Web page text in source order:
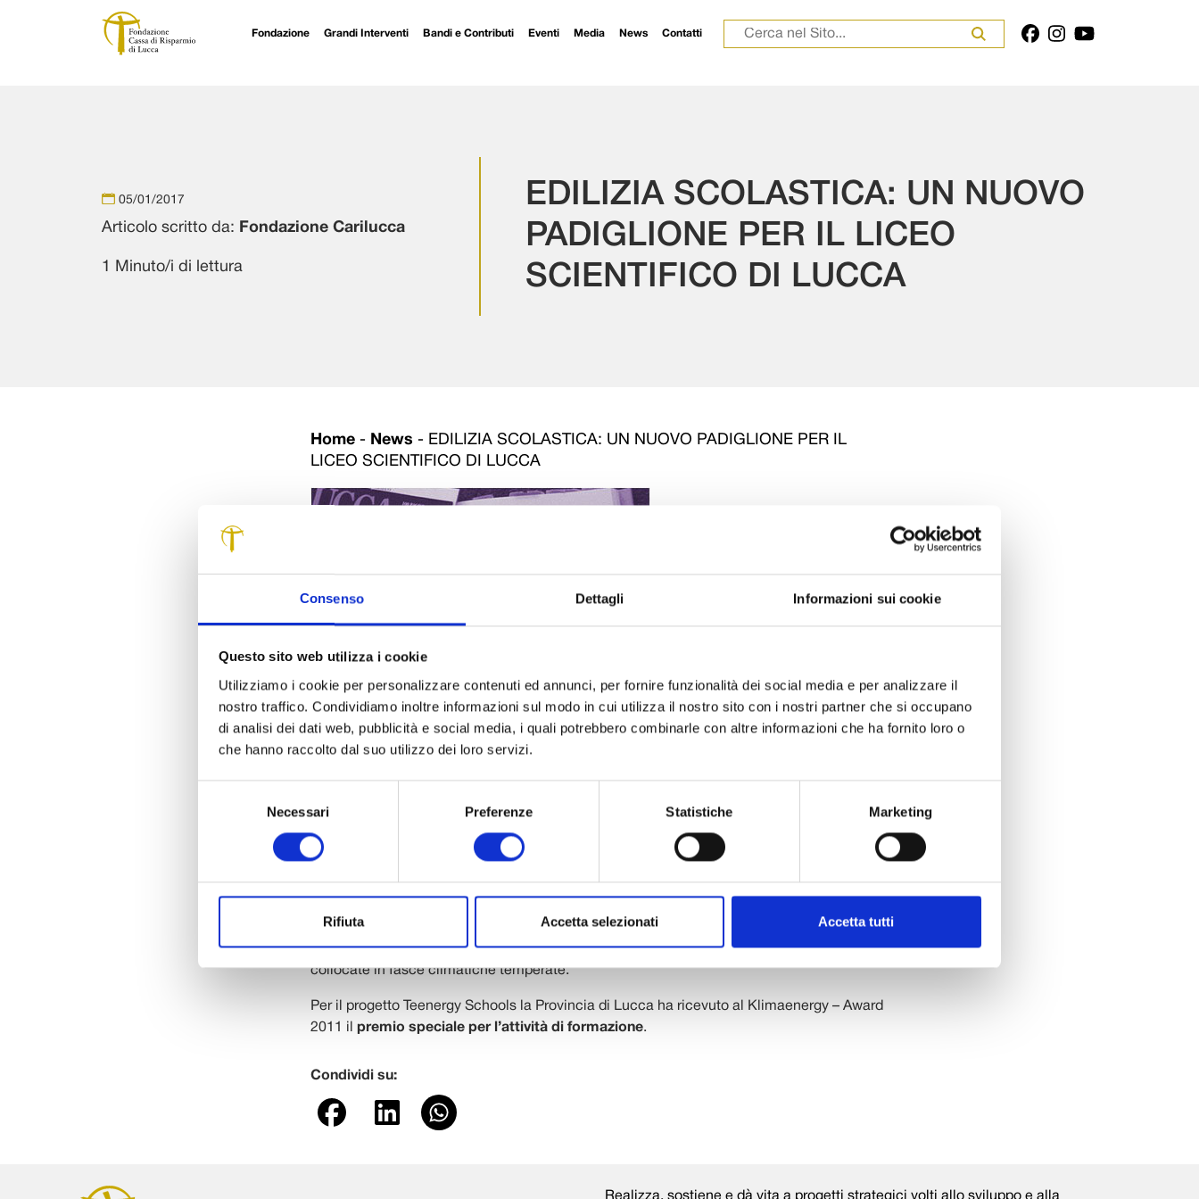
Consenso Dettagli Informazioni sui cookie
Questo sito web utilizza i cookie
Utilizziamo i cookie per personalizzare contenuti ed annunci, per fornire funzionalità dei social media e per analizzare il
nostro traffico. Condividiamo inoltre informazioni sul modo in cui utilizza il nostro sito con i nostri partner che si occupano
di analisi dei dati web, pubblicità e social media, i quali potrebbero combinarle con altre informazioni che ha fornito loro o
che hanno raccolto dal suo utilizzo dei loro servizi.
Necessari Preferenze Statistiche Marketing
Rifiuta Accetta selezionati Accetta tutti
Navigazione principale
Fondazione Grandi Interventi Bandi e Contributi Eventi Media News Contatti Ricerca per:
05/01/2017
Articolo scritto da: Fondazione Carilucca
1 Minuto/i di lettura
EDILIZIA SCOLASTICA: UN NUOVO
PADIGLIONE PER IL LICEO
SCIENTIFICO DI LUCCA
Home - News - EDILIZIA SCOLASTICA: UN NUOVO PADIGLIONE PER IL
LICEO SCIENTIFICO DI LUCCA
Nove aule per la didattica, due laboratori linguistici, altrettanti di fisica e due gruppi di
servizi igienici. È iniziato bene il 2012 per gli studenti e gli insegnanti del Liceo Scientifico
“A. Vallisneri” di Lucca, ai quali, al rientro dalle vacanze di Natale, il presidente della
intervento che ha richiesto un investimento complessivo di oltre 3 milioni di euro, di cui 2
Il progetto di ristrutturazione del padiglione del liceo scientifico “Vallisneri” di Lucca è
stato sviluppato nell’ambito del progettoTeenergy Schools, finanziato dal programma
stesso per le strategie adottate riguardo alla ventilazione e al “raffrescamento” passivo,
che rappresentano una problematica molto rilevante nelle scuole e in particolare in quelle
collocate in fasce climatiche temperate.
Per il progetto Teenergy Schools la Provincia di Lucca ha ricevuto al Klimaenergy – Award
2011 il premio speciale per l’attività di formazione.
Condividi su:
Realizza, sostiene e dà vita a progetti strategici volti allo sviluppo e alla